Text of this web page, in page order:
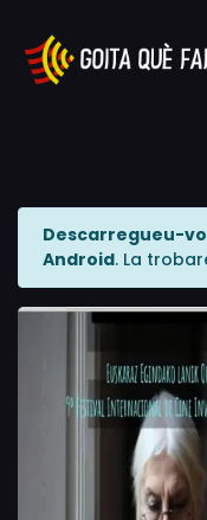
Descarregueu-
Android. La